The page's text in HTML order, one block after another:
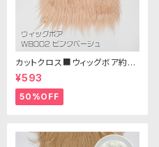
カットクロス■ウィッグボア約8c
m(ピンクベージュ)WB002ボア
生地 25cm × 45cm
¥593
50%OFF